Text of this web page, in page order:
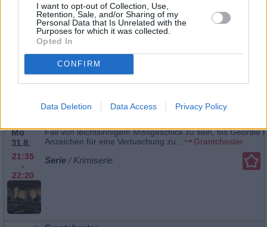
I want to opt-out of Collection, Use,
Retention, Sale, and/or Sharing of my
Personal Data that Is Unrelated with the
Purposes for which it was collected.
Opted In
CONFIRM
Data Deletion Data Access Privacy Policy
Grantchester
Ein vermisstes Kind versetzt das Dorf in Angst und
an Sidney, die Gemeinschaft in ihrer größten Not
zusammenzuhalten. Als der Vikar der Wahrheit über
das...
Grantchester
Mo
31.8.
21:35
-
22:20
Fall von leichtsinnigem Missgeschick zu sein, bis Geordie
Anzeichen für eine Vertuschung zu...
Grantchester
Serie / Krimiserie